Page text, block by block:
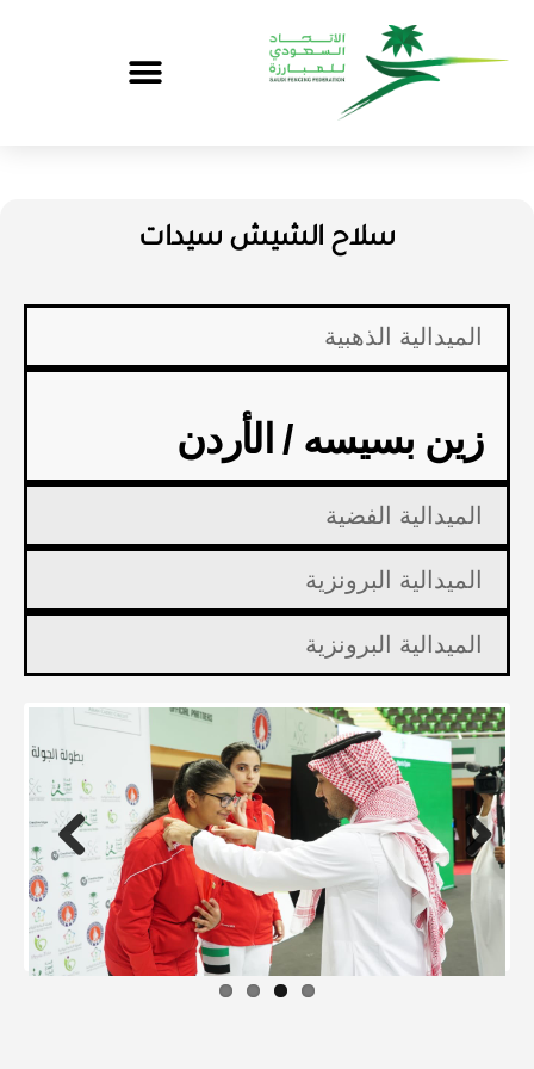
سلاح الشيش سيدات
الميدالية الذهبية
زين بسيسه / الأردن
الميدالية الفضية
الميدالية البرونزية
الميدالية البرونزية
Previous Next